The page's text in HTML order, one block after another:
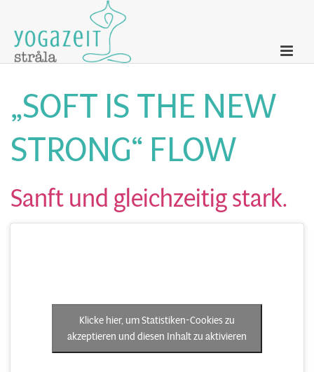
„SOFT IS THE NEW
STRONG“ FLOW
Sanft und gleichzeitig stark.
Klicke hier, um Statistiken-Cookies zu
akzeptieren und diesen Inhalt zu aktivieren